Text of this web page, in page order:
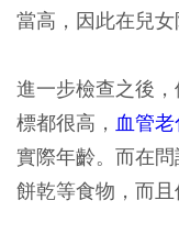
當高，因此在兒女
進一步檢查之後
標都很高， 血管
實際年齡。而在問
餅乾等食物，而且